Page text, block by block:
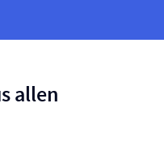
allen